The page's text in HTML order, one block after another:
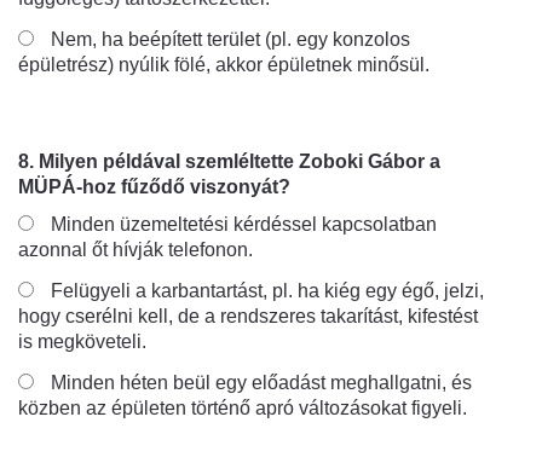
Nem, ha beépített terület (pl. egy konzolos
épületrész) nyúlik fölé, akkor épületnek minősül.
8. Milyen példával szemléltette Zoboki Gábor a
MÜPÁ-hoz fűződő viszonyát?
Minden üzemeltetési kérdéssel kapcsolatban
azonnal őt hívják telefonon.
Felügyeli a karbantartást, pl. ha kiég egy égő, jelzi,
hogy cserélni kell, de a rendszeres takarítást, kifestést
is megköveteli.
Minden héten beül egy előadást meghallgatni, és
közben az épületen történő apró változásokat figyeli.